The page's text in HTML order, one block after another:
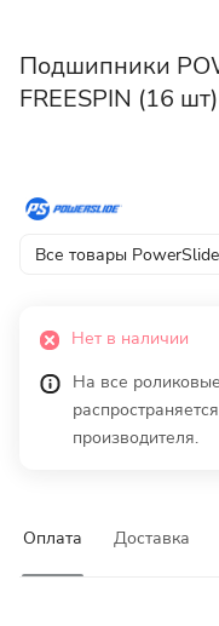
Подшипники
FREESPIN (16 шт)
Все товары PowerSlide
Нет в наличии
На все
производителя.
Оплата Доставка